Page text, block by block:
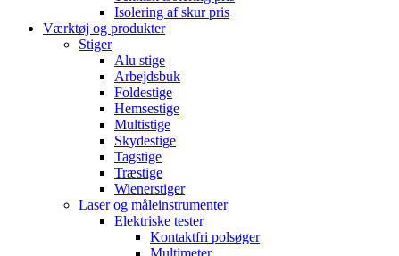
Isolering af skur pris
Værktøj og produkter
Stiger
Alu stige
Arbejdsbuk
Foldestige
Hemsestige
Multistige
Skydestige
Tagstige
Træstige
Wienerstiger
Laser og måleinstrumenter
Elektriske tester
Kontaktfri polsøger
Multimeter